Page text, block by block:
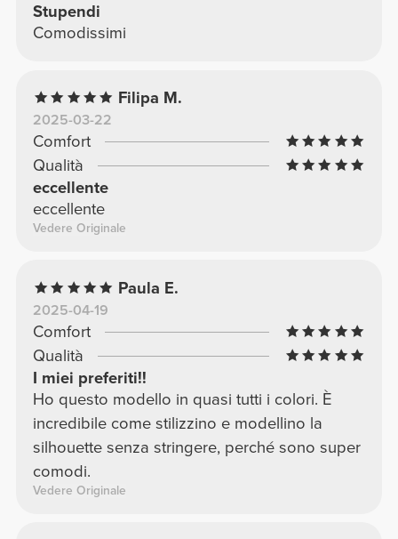
Stupendi
Comodissimi
Filipa M.
2025-03-22
Comfort
Qualità
eccellente
eccellente
Vedere Originale
Paula E.
2025-04-19
Comfort
Qualità
I miei preferiti!!
Ho questo modello in quasi tutti i colori. È
incredibile come stilizzino e modellino la
silhouette senza stringere, perché sono super
comodi.
Vedere Originale